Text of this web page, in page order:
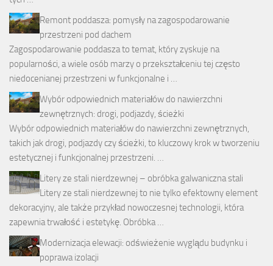
Remont poddasza: pomysły na zagospodarowanie
przestrzeni pod dachem
Zagospodarowanie poddasza to temat, który zyskuje na
popularności, a wiele osób marzy o przekształceniu tej często
niedocenianej przestrzeni w funkcjonalne i …
Wybór odpowiednich materiałów do nawierzchni
zewnętrznych: drogi, podjazdy, ścieżki
Wybór odpowiednich materiałów do nawierzchni zewnętrznych,
takich jak drogi, podjazdy czy ścieżki, to kluczowy krok w tworzeniu
estetycznej i funkcjonalnej przestrzeni. …
Litery ze stali nierdzewnej – obróbka galwaniczna stali
Litery ze stali nierdzewnej to nie tylko efektowny element
dekoracyjny, ale także przykład nowoczesnej technologii, która
zapewnia trwałość i estetykę. Obróbka …
Modernizacja elewacji: odświeżenie wyglądu budynku i
poprawa izolacji